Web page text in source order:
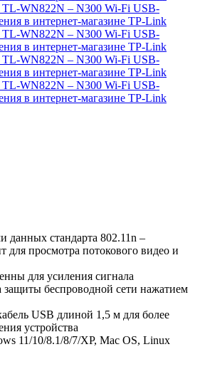
данных стандарта 802.11n –
для просмотра потокового видео и
для усиления сигнала
защиты беспроводной сети нажатием
USB длиной 1,5 м для более
устройства
11/10/8.1/8/7/XP, Mac OS, Linux